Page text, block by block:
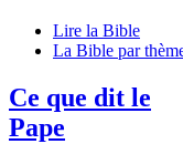
Lire la Bible
La Bible par
Ce que dit le
Pape